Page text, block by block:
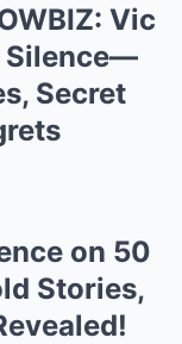
Vic
Silence—
Secret
on 50
Stories,